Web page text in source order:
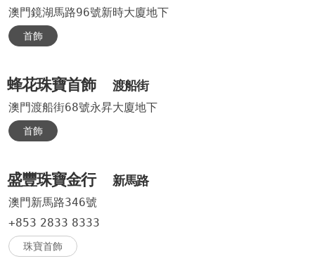
澳門鏡湖馬路96號新時大廈地下
首飾
蜂花珠寶首飾 渡船街
澳門渡船街68號永昇大廈地下
首飾
盛豐珠寶金行 新馬路
澳門新馬路346號
+853 2833 8333
珠寶首飾